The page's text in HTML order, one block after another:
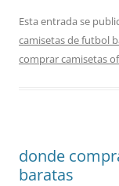
Esta entrada se
camisetas de futbol
comprar camisetas
donde
baratas